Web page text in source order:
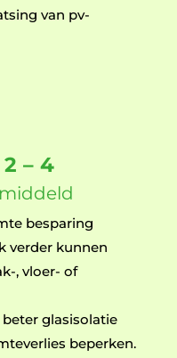
van pv-
– 4
besparing
verder kunnen
, vloer- of
glasisolatie
beperken.